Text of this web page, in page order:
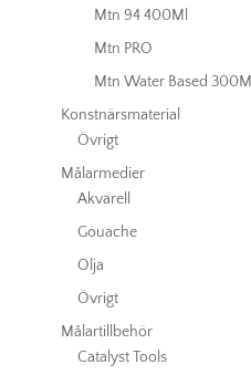
Mtn 94 400Ml
Mtn PRO
Mtn Water Based 300Ml
Konstnärsmaterial
Övrigt
Målarmedier
Akvarell
Gouache
Olja
Övrigt
Målartillbehör
Catalyst Tools